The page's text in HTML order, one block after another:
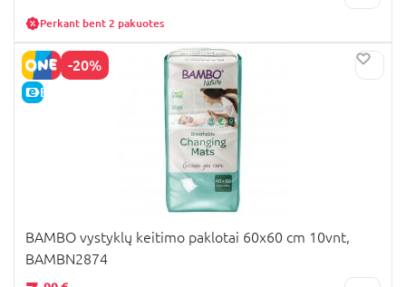
Perkant bent 2 pakuotes
-20%
E-KAINA
BAMBO vystyklų keitimo paklotai 60x60 cm 10vnt,
BAMBN2874